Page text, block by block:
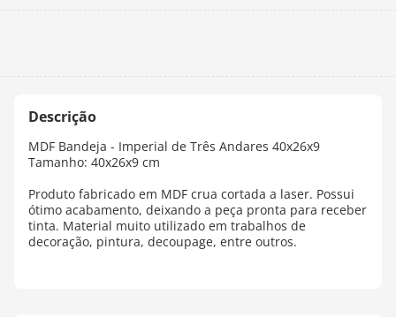
MDF Bandeja - Imperial de Três Andares 40x26x9
Tamanho: 40x26x9 cm
Produto fabricado em MDF crua cortada a laser. Possui
ótimo acabamento, deixando a peça pronta para receber
tinta. Material muito utilizado em trabalhos de
decoração, pintura, decoupage, entre outros.